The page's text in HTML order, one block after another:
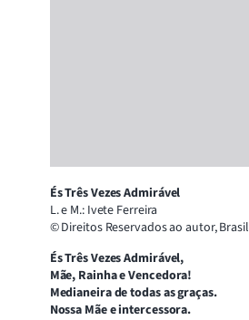
És Três Vezes Admirável
L. e M.: Ivete Ferreira
© Direitos Reservados ao autor, Brasil
És Três Vezes Admirável,
Mãe, Rainha e Vencedora!
Medianeira de todas as graças.
Nossa Mãe e intercessora.